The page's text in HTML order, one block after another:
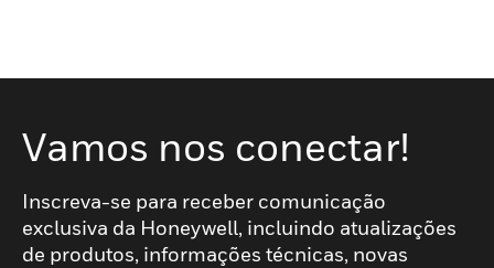
Vamos nos conectar!
Inscreva-se para receber comunicação
exclusiva da Honeywell, incluindo atualizações
de produtos, informações técnicas, novas